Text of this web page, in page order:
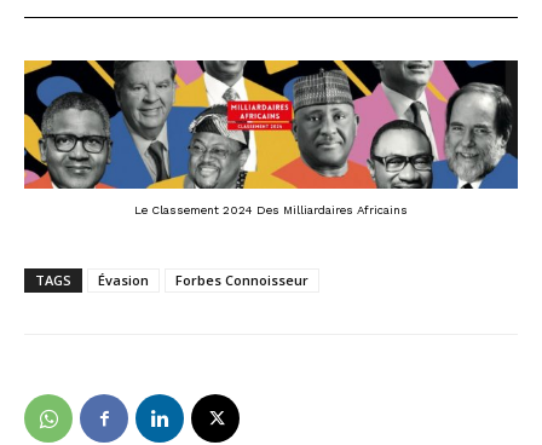
Le Classement 2024 Des Milliardaires Africains
TAGS Évasion Forbes Connoisseur